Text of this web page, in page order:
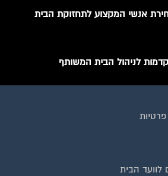
אנשי המקצוע לתחזוקת הבית
לניהול הבית המשותף
לוועד הבית